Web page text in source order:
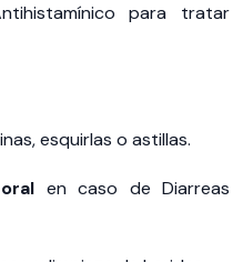
para tratar
esquirlas o astillas.
en caso de Diarreas